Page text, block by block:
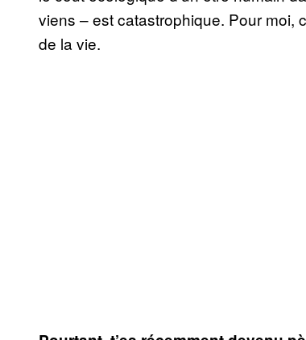
viens – est catastrophique. Pour moi,
de la vie.